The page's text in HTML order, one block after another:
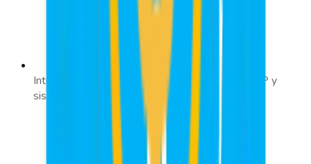
Integración Fluida: Conéctate fácilmente con ERP y
sistemas de Recursos Humanos.